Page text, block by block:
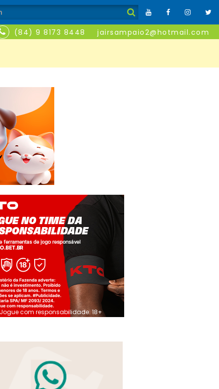
(84) 9 8173 8448 jairsampaio2@hotmail.com
Jogue com responsabilidade. 18+